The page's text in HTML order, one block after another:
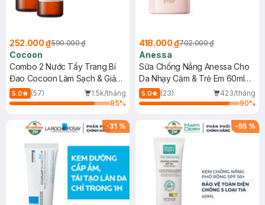
252.000 ₫590.000 ₫
Cocoon
Combo 2 Nước Tẩy Trang Bí
Đao Cocoon Làm Sạch & Giảm
Dầu 500ml
5.0 (57)
1.5k/tháng
85%
418.000 ₫702.000 ₫
Anessa
Sữa Chống Nắng Anessa Cho
Da Nhạy Cảm & Trẻ Em 60ml
(Mới)
5.0 (23)
423/tháng
90%
-31 % -55 %